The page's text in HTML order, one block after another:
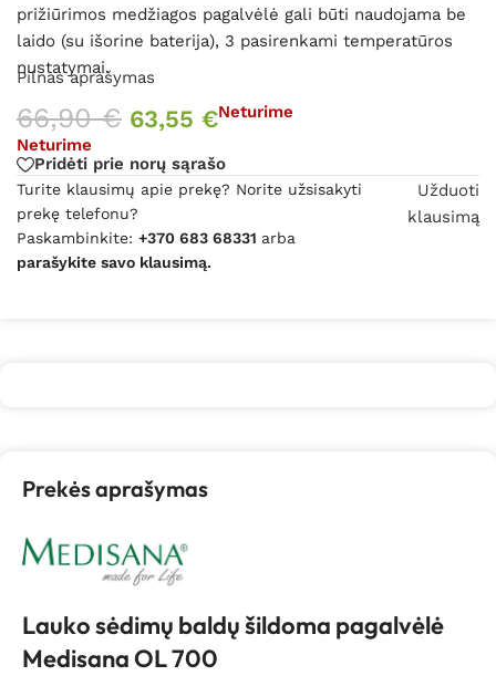
prižiūrimos medžiagos pagalvėlė gali būti naudojama be
laido (su išorine baterija), 3 pasirenkami temperatūros
nustatymai.
Pilnas aprašymas
66,90€ 63,55 €Neturime
Neturime
Pridėti prie norų sąrašo
Turite klausimų apie prekę? Norite užsisakyti
prekę telefonu?
Paskambinkite: +370 683 68331 arba
parašykite savo klausimą.
Užduoti
klausimą
Prekės aprašymas
Lauko sėdimų baldų šildoma pagalvėlė
Medisana OL 700